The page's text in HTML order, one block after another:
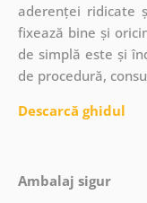
aderenței ridicate
fixează bine și
de simplă este și
de procedură,
Descarcă ghidul
Ambalaj sigur